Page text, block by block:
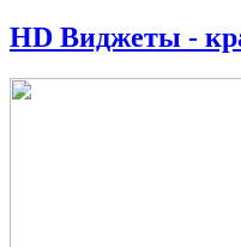
HD Виджеты -